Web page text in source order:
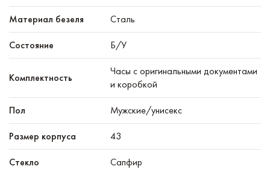
Материал безеля Сталь
Состояние Б/У
Комплектность
Часы с оригинальными документами
и коробкой
Пол Мужские/унисекс
Размер корпуса 43
Стекло Сапфир